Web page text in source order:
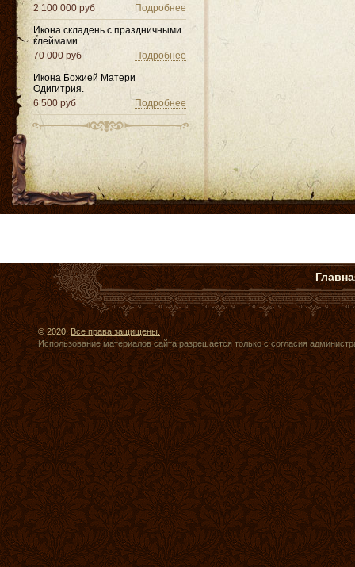
Подробнее
2 100 000 руб
Икона складень с праздничными
клеймами
Подробнее
70 000 руб
Икона Божией Матери
Одигитрия.
Подробнее
6 500 руб
© 2020,Все права защищены.
Использование материалов сайта разрешается только с согласия